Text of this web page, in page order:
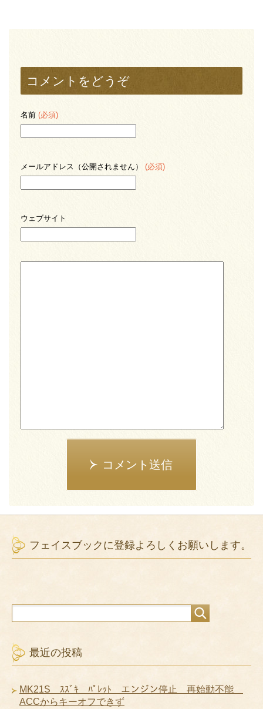
コメントをどうぞ
名前 (必須)
メールアドレス（公開されません） (必須)
ウェブサイト
コメント送信
フェイスブックに登録よろしくお願いします。
最近の投稿
MK21S ｽｽﾞｷ ﾊﾟﾚｯﾄ エンジン停止 再始動不能
ACCからキーオフできず